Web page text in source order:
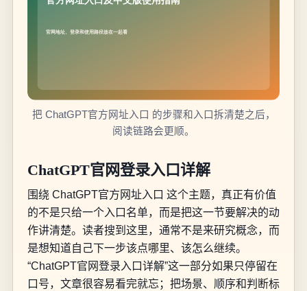
把 ChatGPT官方网址入口 的步骤和入口拆清楚之后，
阅读链路会更顺。
ChatGPT官网登录入口详解
围绕 ChatGPT官方网址入口 这个主题，真正有价值
的不是只给一个入口名单，而是把这一节要解决的动
作讲清楚。读者搜到这里，通常不是来研究概念，而
是想知道自己下一步该点哪里、该怎么继续。
“ChatGPT官网登录入口详解”这一部分如果只停留在
口号，文章很容易看完就忘；把场景、顺序和判断标